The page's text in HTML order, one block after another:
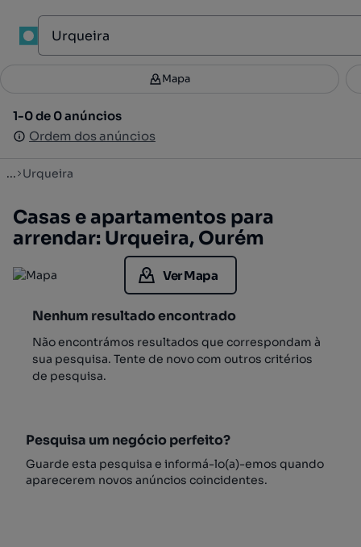
Filtros 2
1-0 de 0 anúncios
Ordem dos anúncios
Mapa
1-0 de 0 anúncios
Ordem dos anúncios
... Urqueira
Casas e apartamentos para
arrendar: Urqueira, Ourém
Ver Mapa
Nenhum resultado encontrado
Não encontrámos resultados que correspondam à
sua pesquisa. Tente de novo com outros critérios
de pesquisa.
Pesquisa um negócio perfeito?
Guarde esta pesquisa e informá-lo(a)-emos quando
aparecerem novos anúncios coincidentes.